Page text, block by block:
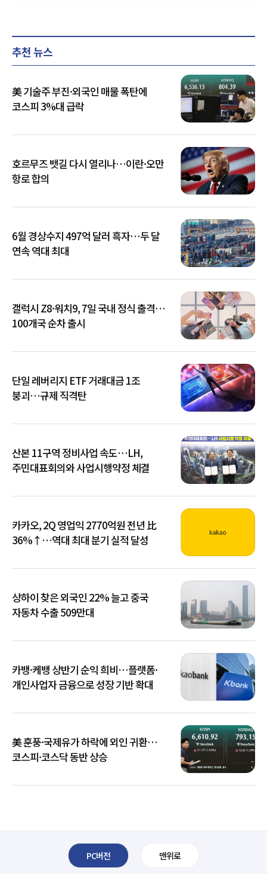
추천 뉴스
美 기술주 부진·외국인 매물 폭탄에
코스피 3%대 급락
호르무즈 뱃길 다시 열리나…이란·오만
항로 합의
6월 경상수지 497억 달러 흑자…두 달
연속 역대 최대
갤럭시 Z8·워치9, 7일 국내 정식 출격…
100개국 순차 출시
단일 레버리지 ETF 거래대금 1조
붕괴…규제 직격탄
산본 11구역 정비사업 속도…LH,
주민대표회의와 사업시행약정 체결
카카오, 2Q 영업익 2770억원 전년 比
36%↑…역대 최대 분기 실적 달성
상하이 찾은 외국인 22% 늘고 중국
자동차 수출 509만대
카뱅·케뱅 상반기 순익 희비…플랫폼·
개인사업자 금융으로 성장 기반 확대
美 훈풍·국제유가 하락에 외인 귀환…
코스피·코스닥 동반 상승
PC버전 맨위로